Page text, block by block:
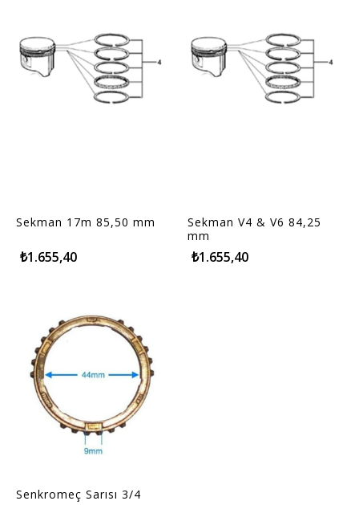
Sekman 17m 85,50 mm
₺1.655,40
Sekman V4 & V6 84,25
mm
₺1.655,40
Senkromeç Sarısı 3/4